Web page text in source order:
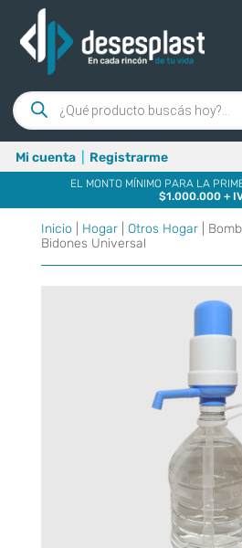
Búsqueda
de
productos
Mi cuenta Registrarme
EL MONTO MÍNIMO PARA LA
$1.000.000 +
Inicio Hogar| Otros Hogar|
Bidones Universal